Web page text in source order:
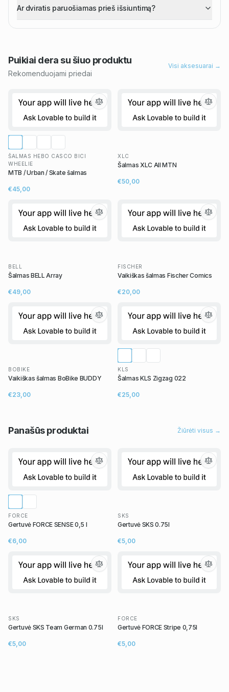
Ar dviratis paruošiamas prieš išsiuntimą?
Puikiai dera su šiuo produktu
Rekomenduojami priedai
Visi aksesuarai →
ŠALMAS HEBO CASCO BICI
WHEELIE
MTB / Urban / Skate šalmas
€45,00
XLC
Šalmas XLC All MTN
€50,00
BELL
Šalmas BELL Array
€49,00
FISCHER
Vaikiškas šalmas Fischer Comics
€20,00
BOBIKE
Vaikiškas šalmas BoBike BUDDY
€23,00
KLS
Šalmas KLS Zigzag 022
€25,00
Panašūsproduktai Žiūrėti visus →
FORCE
Gertuvė FORCE SENSE 0,5 l
€6,00
SKS
Gertuvė SKS 0.75l
€5,00
SKS
Gertuvė SKS Team German 0.75l
€5,00
FORCE
Gertuvė FORCE Stripe 0,75l
€5,00